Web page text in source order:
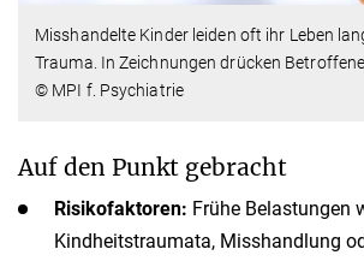
Misshandelte Kinder leiden oft ihr Leben
Trauma. In Zeichnungen drücken
© MPI f. Psychiatrie
Auf den Punkt gebracht
Risikofaktoren: Frühe Belastungen
Kindheitstraumata, Misshandlung